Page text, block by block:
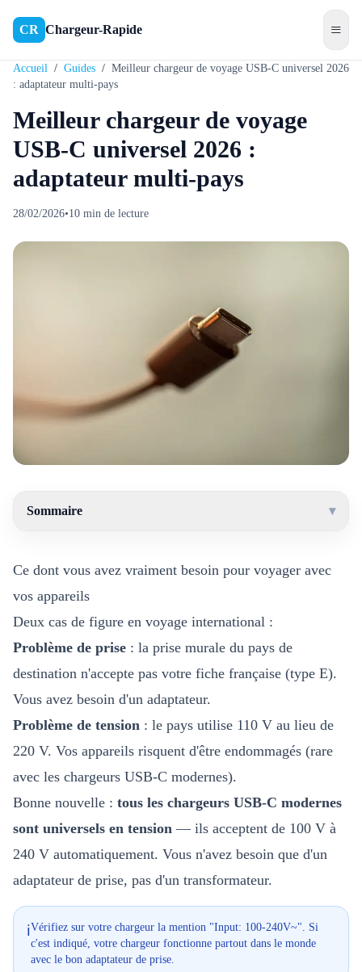
CR Chargeur-Rapide ≡
Accueil / Guides / Meilleur chargeur de voyage USB-C universel 2026
: adaptateur multi-pays
Meilleur chargeur de voyage
USB-C universel 2026 :
adaptateur multi-pays
28/02/2026•10 min de lecture
Sommaire ▾
Ce dont vous avez vraiment besoin pour voyager avec
vos appareils
Deux cas de figure en voyage international :
Problème de prise : la prise murale du pays de
destination n'accepte pas votre fiche française (type E).
Vous avez besoin d'un adaptateur.
Problème de tension : le pays utilise 110 V au lieu de
220 V. Vos appareils risquent d'être endommagés (rare
avec les chargeurs USB-C modernes).
Bonne nouvelle : tous les chargeurs USB-C modernes
sont universels en tension — ils acceptent de 100 V à
240 V automatiquement. Vous n'avez besoin que d'un
adaptateur de prise, pas d'un transformateur.
ℹ️Vérifiez sur votre chargeur la mention "Input: 100-240V~". Si
c'est indiqué, votre chargeur fonctionne partout dans le monde
avec le bon adaptateur de prise.